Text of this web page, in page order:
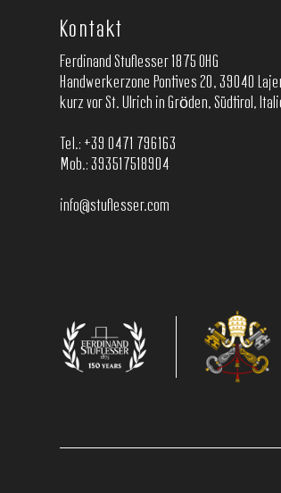
Kontakt
Ferdinand Stuflesser 1875 OHG
Handwerkerzone Pontives 20, 39040
kurz vor St. Ulrich in Gröden, Südtirol,
Tel.: +39 0471 796163
Mob.:393517518904
info@stuflesser.com